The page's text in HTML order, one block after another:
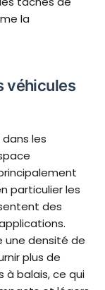
la
véhicules
les
particulier les
des
une densité de
plus de
à balais, ce qui